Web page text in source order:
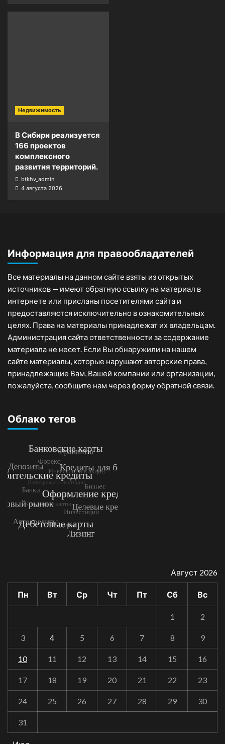
Недвижимость
В Сибири реализуется
166 проектов
комплексного
развития территорий.
btkhv_admin
4 августа 2026
Информация для правообладателей
Все материалы на данном сайте взяты из открытых
источников — имеют обратную ссылку на материал в
интернете или присланы посетителями сайта и
предоставляются исключительно в ознакомительных
целях. Права на материалы принадлежат их владельцам.
Администрация сайта ответственности за содержание
материала не несет. Если Вы обнаружили на нашем
сайте материалы, которые нарушают авторские права,
принадлежащие Вам, Вашей компании или организации,
пожалуйста, сообщите нам через форму обратной связи.
Облако тегов
Август 2026
Пн Вт Ср Чт Пт Сб Вс
1 2
3 4 5 6 7 8 9
10 11 12 13 14 15 16
17 18 19 20 21 22 23
24 25 26 27 28 29 30
31